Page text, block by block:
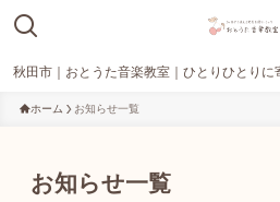
秋田市｜おとうた音楽教室｜ひとりひとりに
ホーム お知らせ一覧
お知らせ一覧